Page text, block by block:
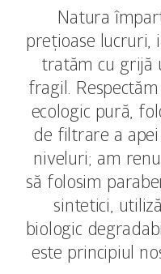
Natura
prețioase lucruri,
tratăm cu grijă
fragil.
ecologic pură,
de filtrare a
niveluri; am
să folosim
sintetici,
biologic
este principiul